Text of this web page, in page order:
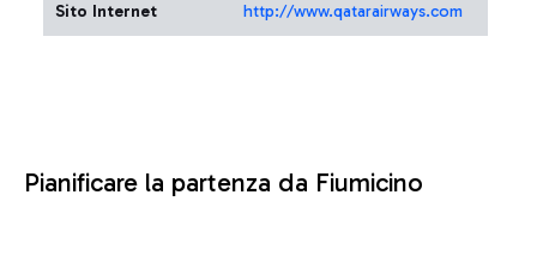
Sito Internet http://www.qatarairways.com
Pianificare la partenza da Fiumicino